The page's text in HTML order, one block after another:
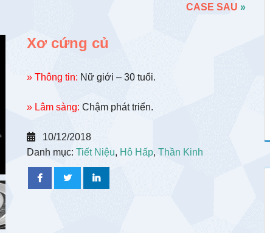
CASE SAU »
Xơ cứng củ
» Thông tin: Nữ giới – 30 tuổi.
» Lâm sàng: Chậm phát triển.
10/12/2018
Danh mục: Tiết Niệu, Hô Hấp, Thần Kinh